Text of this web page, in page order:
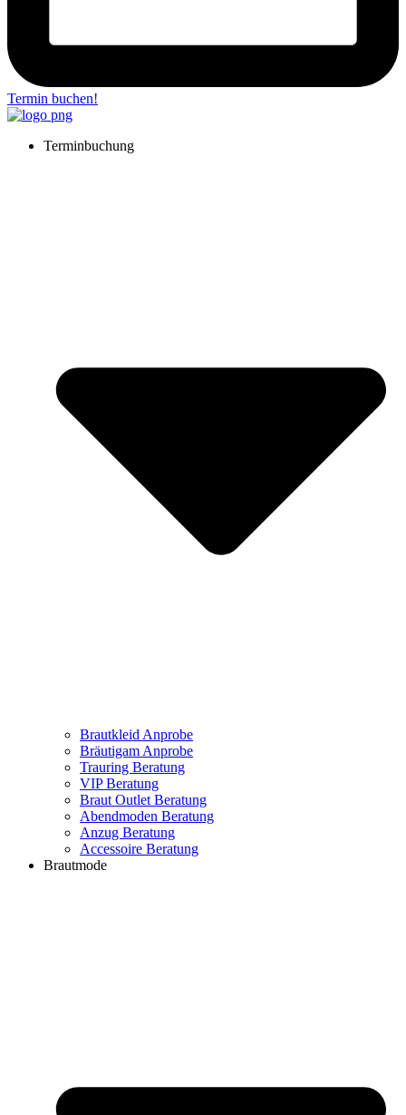
Termin buchen!
Terminbuchung
Brautkleid Anprobe
Bräutigam Anprobe
Trauring Beratung
VIP Beratung
Braut Outlet Beratung
Abendmoden Beratung
Anzug Beratung
Accessoire Beratung
Brautmode